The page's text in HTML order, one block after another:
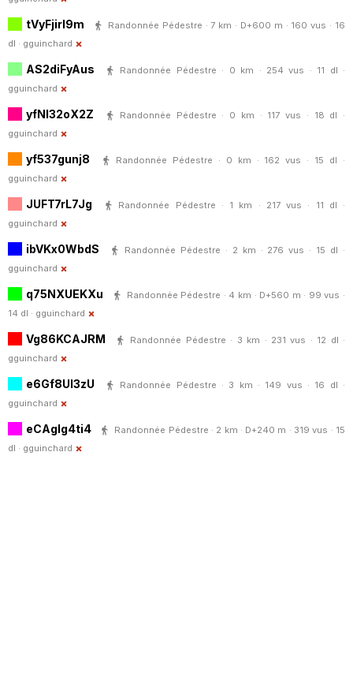
tVyFjirl9m
Randonnée Pédestre · 7 km · D+600 m · 160 vus · 16
dl · gguinchard
AS2diFyAus
Randonnée Pédestre · 0 km · 254 vus · 11 dl ·
gguinchard
yfNl32oX2Z
Randonnée Pédestre · 0 km · 117 vus · 18 dl ·
gguinchard
yf537gunj8
Randonnée Pédestre · 0 km · 162 vus · 15 dl ·
gguinchard
JUFT7rL7Jg
Randonnée Pédestre · 1 km · 217 vus · 11 dl ·
gguinchard
ibVKx0WbdS
Randonnée Pédestre · 2 km · 276 vus · 15 dl ·
gguinchard
q75NXUEKXu
Randonnée Pédestre · 4 km · D+560 m · 99 vus ·
14 dl · gguinchard
Vg86KCAJRM
Randonnée Pédestre · 3 km · 231 vus · 12 dl ·
gguinchard
e6Gf8UI3zU
Randonnée Pédestre · 3 km · 149 vus · 16 dl ·
gguinchard
eCAglg4ti4
Randonnée Pédestre · 2 km · D+240 m · 319 vus · 15
dl · gguinchard